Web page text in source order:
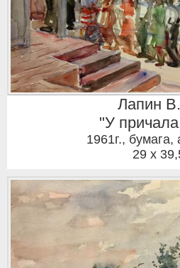
Лапин
"У
1961г., бумага,
29 x